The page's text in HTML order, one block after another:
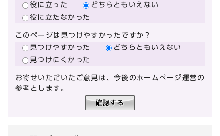
役に立った
どちらともいえない
役に立たなかった
このページは見つけやすかったですか？
見つけやすかった
どちらともいえない
見つけにくかった
お寄せいただいたご意見は、今後のホームページ運営の
参考とします。